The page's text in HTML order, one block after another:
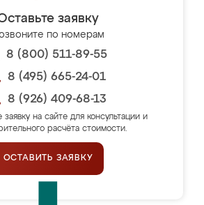
заявку
по номерам
8 (800) 511-89-55
8 (495) 665-24-01
8 (926) 409-68-13
заявку на сайте для консультации и
расчёта стоимости.
ОСТАВИТЬ ЗАЯВКУ